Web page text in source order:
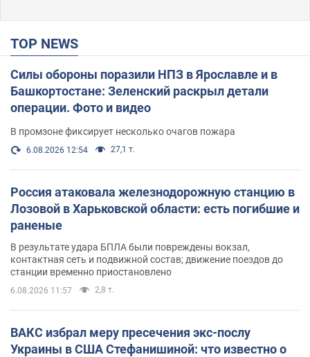
TOP NEWS
Силы обороны поразили НПЗ в Ярославле и в
Башкортостане: Зеленский раскрыл детали
операции. Фото и видео
В промзоне фиксирует несколько очагов пожара
6.08.2026 12:54 27,1 т.
Россия атаковала железнодорожную станцию в
Лозовой в Харьковской области: есть погибшие и
раненые
В результате удара БПЛА были повреждены вокзал,
контактная сеть и подвижной состав; движение поездов до
станции временно приостановлено
6.08.2026 11:57 2,8 т.
ВАКС избрал меру пресечения экс-послу
Украины в США Стефанишиной: что известно о